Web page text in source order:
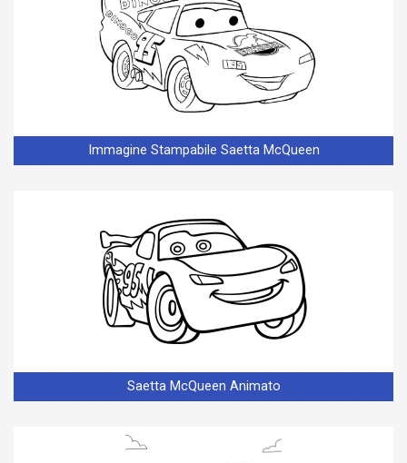
Immagine Stampabile Saetta McQueen
Saetta McQueen Animato